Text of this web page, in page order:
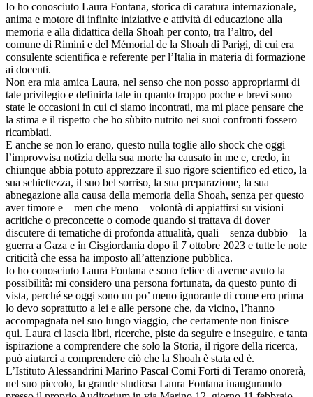
Io ho conosciuto Laura Fontana, storica di caratura internazionale,
anima e motore di infinite iniziative e attività di educazione alla
memoria e alla didattica della Shoah per conto, tra l’altro, del
comune di Rimini e del Mémorial de la Shoah di Parigi, di cui era
consulente scientifica e referente per l’Italia in materia di formazione
ai docenti.
Non era mia amica Laura, nel senso che non posso appropriarmi di
tale privilegio e definirla tale in quanto troppo poche e brevi sono
state le occasioni in cui ci siamo incontrati, ma mi piace pensare che
la stima e il rispetto che ho sùbito nutrito nei suoi confronti fossero
ricambiati.
E anche se non lo erano, questo nulla toglie allo shock che oggi
l’improvvisa notizia della sua morte ha causato in me e, credo, in
chiunque abbia potuto apprezzare il suo rigore scientifico ed etico, la
sua schiettezza, il suo bel sorriso, la sua preparazione, la sua
abnegazione alla causa della memoria della Shoah, senza per questo
aver timore e – men che meno – volontà di appiattirsi su visioni
acritiche o preconcette o comode quando si trattava di dover
discutere di tematiche di profonda attualità, quali – senza dubbio – la
guerra a Gaza e in Cisgiordania dopo il 7 ottobre 2023 e tutte le note
criticità che essa ha imposto all’attenzione pubblica.
Io ho conosciuto Laura Fontana e sono felice di averne avuto la
possibilità: mi considero una persona fortunata, da questo punto di
vista, perché se oggi sono un po’ meno ignorante di come ero prima
lo devo soprattutto a lei e alle persone che, da vicino, l’hanno
accompagnata nel suo lungo viaggio, che certamente non finisce
qui. Laura ci lascia libri, ricerche, piste da seguire e inseguire, e tanta
ispirazione a comprendere che solo la Storia, il rigore della ricerca,
può aiutarci a comprendere ciò che la Shoah è stata ed è.
L’Istituto Alessandrini Marino Pascal Comi Forti di Teramo onorerà,
nel suo piccolo, la grande studiosa Laura Fontana inaugurando